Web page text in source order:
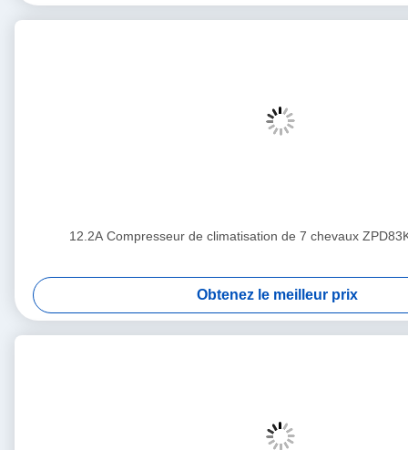
12.2A Compresseur de climatisation de 7 chevaux
Obtenez le meilleur prix